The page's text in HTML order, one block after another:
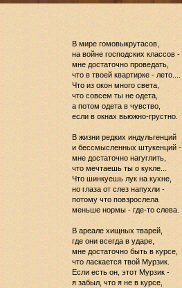
В мире гомовыкрутасов,
на войне господских классов -
мне достаточно проведать,
что в твоей квартирке - лето....
Что из окон много света,
что совсем ты не одета,
а потом одета в чувство,
если в окнах вьюжно-грустно.
В жизни редких индульгенций
и бессмысленных штукенций -
мне достаточно нагуглить,
что мечтаешь ты о кукле...
Что шинкуешь лук на кухне,
но глаза от слез напухли -
потому что повзрослела
меньше нормы - где-то слева.
В ареале хищных тварей,
где они всегда в ударе,
мне достаточно быть в курсе,
что ласкается твой Мурзик.
Если есть он, этот Мурзик -
я забыл, что я не в курсе,